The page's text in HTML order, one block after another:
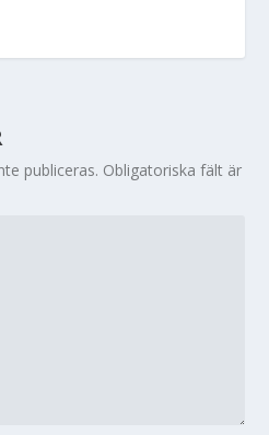
publiceras. Obligatoriska fält är